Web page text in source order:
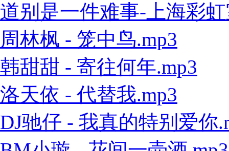
道别是一件难事-上海彩
周林枫 - 笼中鸟.mp3
韩甜甜 - 寄往何年.mp3
洛天依 - 代替我.mp3
DJ驰仔 - 我真的特别爱你